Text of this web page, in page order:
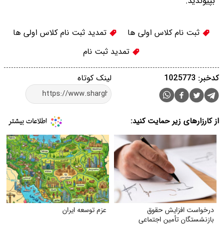
ثبت نام کلاس اولی ها
تمدید ثبت نام کلاس اولی ها
تمدید ثبت نام
لینک کوتاه کدخبر: 1025773
از کارزارهای زیر حمایت کنید:
درخواست افزایش حقوق
بازنشستگان تأمین اجتماعی
عزم توسعه ایران